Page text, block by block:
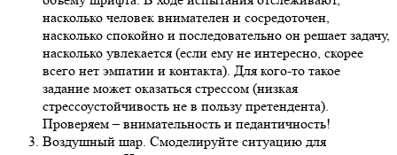
насколько человек внимателен и сосредоточен,
насколько спокойно и последовательно он решает задачу,
насколько увлекается (если ему не интересно, скорее
всего нет эмпатии и контакта). Для кого-то такое
задание может оказаться стрессом (низкая
стрессоустойчивость не в пользу претендента).
Проверяем – внимательность и педантичность!
Воздушный шар. Смоделируйте ситуацию для